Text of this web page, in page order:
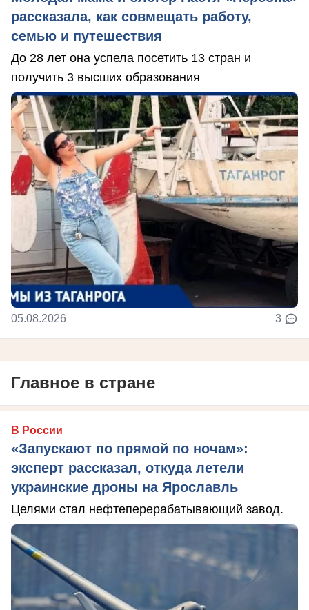
рассказала, как совмещать работу,
семью и путешествия
До 28 лет она успела посетить 13 стран и
получить 3 высших образования
05.08.2026 3
Главное в стране
В России
«Запускают по прямой по ночам»:
эксперт рассказал, откуда летели
украинские дроны на Ярославль
Целями стал нефтеперерабатывающий завод.